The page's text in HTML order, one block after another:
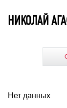
НИКОЛАЙ
Нет данных